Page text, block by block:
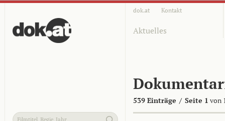
dok.at Kontakt
Aktuelles
539 Einträge / Seite 1 von